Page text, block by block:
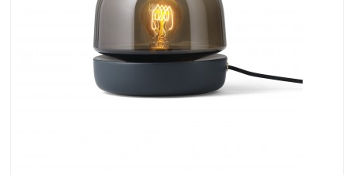
AKTUALNOSCI
STREFA-PROJEKTANTA